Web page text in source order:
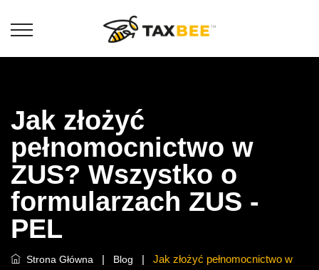
Jak złożyć
pełnomocnictwo w
ZUS? Wszystko o
formularzach ZUS -
PEL
Strona Główna | Blog |
Jak złożyć pełnomocnictwo w